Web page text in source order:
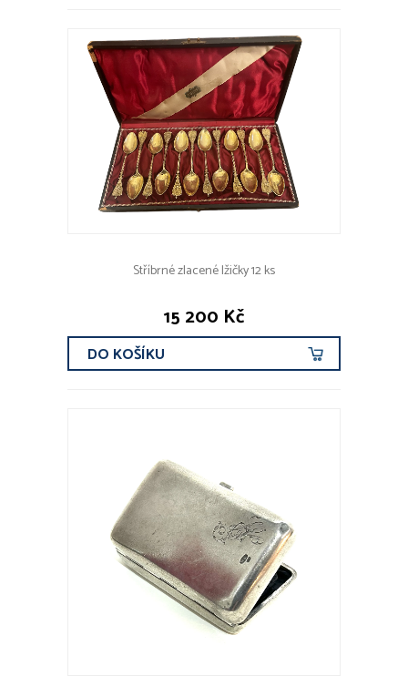
Stříbrné zlacené lžičky 12 ks
15 200 Kč
DO KOŠÍKU